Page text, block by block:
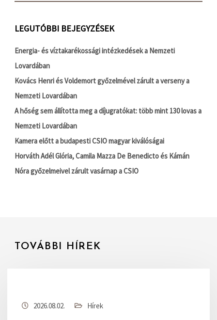
LEGUTÓBBI BEJEGYZÉSEK
Energia- és víztakarékossági intézkedések a Nemzeti
Lovardában
Kovács Henri és Voldemort győzelmével zárult a verseny a
Nemzeti Lovardában
A hőség sem állította meg a díjugratókat: több mint 130 lovas a
Nemzeti Lovardában
Kamera előtt a budapesti CSIO magyar kiválóságai
Horváth Adél Glória, Camila Mazza De Benedicto és Kámán
Nóra győzelmeivel zárult vasárnap a CSIO
TOVÁBBI HÍREK
2026.08.02. Hírek